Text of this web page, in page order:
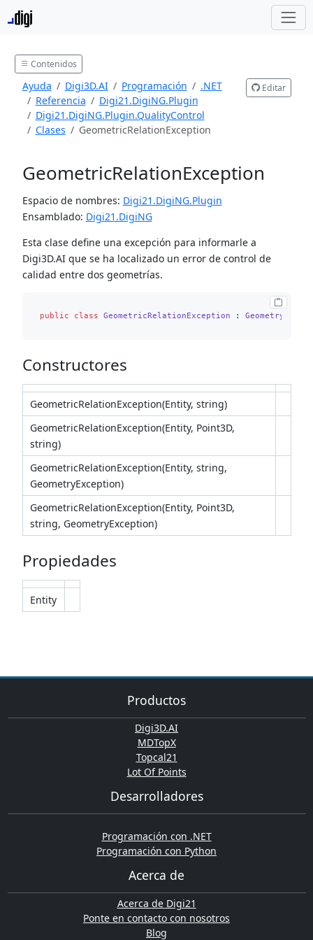
Contenidos
Ayuda Digi3D.AI Programación
.NET
Referencia
Digi21.DigiNG.Plugin
Digi21.DigiNG.Plugin.QualityControl
Clases
GeometricRelationException
Editar
GeometricRelationException
Espacio de nombres: Digi21.DigiNG.Plugin
Ensamblado: Digi21.DigiNG
Esta clase define una excepción para informarle a
Digi3D.AI que se ha localizado un error de control de
calidad entre dos geometrías.
public class GeometricRelationException :
Constructores
GeometricRelationException(Entity, string)
GeometricRelationException(Entity, Point3D,
string)
GeometricRelationException(Entity, string,
GeometryException)
GeometricRelationException(Entity, Point3D,
string, GeometryException)
Propiedades
Entity
Productos
Digi3D.AI
MDTopX
Topcal21
Lot Of Points
Desarrolladores
Programación con .NET
Programación con Python
Acerca de
Acerca de Digi21
Ponte en contacto con nosotros
Blog